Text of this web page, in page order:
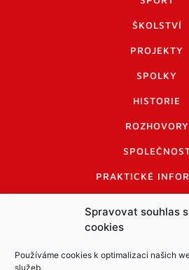
Spravovat souhlas s
cookies
Používáme cookies k optimalizaci našich
služeb.
ŠKOLSTVÍ
PROJEKTY
SPOLKY
HISTORIE
ROZHOVORY
PRAKTICKÉ
INFORMACE A KODEX
LOGO A LOGO